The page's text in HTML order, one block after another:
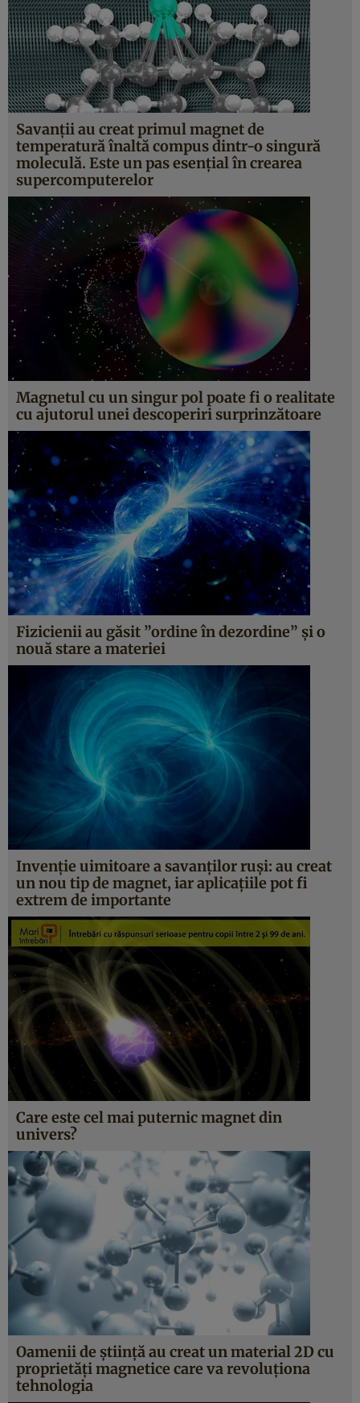
Savanţii au creat primul magnet de
temperatură înaltă compus dintr-o singură
moleculă. Este un pas esenţial în crearea
supercomputerelor
Magnetul cu un singur pol poate fi o realitate
cu ajutorul unei descoperiri surprinzătoare
Fizicienii au găsit ”ordine în dezordine” şi o
nouă stare a materiei
Invenţie uimitoare a savanţilor ruşi: au creat
un nou tip de magnet, iar aplicaţiile pot fi
extrem de importante
Care este cel mai puternic magnet din
univers?
Oamenii de ştiinţă au creat un material 2D cu
proprietăţi magnetice care va revoluţiona
tehnologia